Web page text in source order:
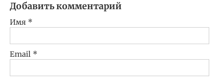
Добавить комментарий
Имя *
Email *